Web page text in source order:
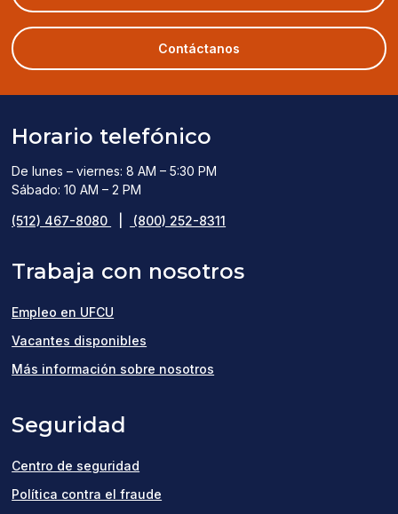
in
a
Contáctanos
Horario telefónico
De lunes – viernes: 8 AM – 5:30 PM
Sábado: 10 AM – 2 PM
(512) 467-8080 (800) 252-8311
Trabaja con nosotros
Empleo en UFCU
Vacantes disponibles
in
Más información sobre nosotros
Seguridad
Centro de seguridad
Política contra el fraude